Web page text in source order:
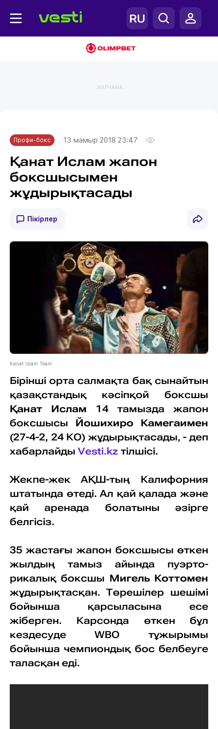
ЖАРНАМА
Профи-бокс 13 мамыр 2018 23:47
Қанат Ислам жапон
боксшысымен
жұдырықтасады
Пікірлер
Kanat Islam Team
Бірінші орта салмақта бақ сынайтын
қазақстандық кәсіпқой боксшы
Қанат Ислам 14 тамызда жапон
боксшысы Йошихиро Камегаимен
(27-4-2, 24 КО) жұдырықтасады, - деп
хабарлайды Vesti.kz тілшісі.
Жекпе-жек АҚШ-тың Калифорния
штатында өтеді. Ал қай қалада және
қай аренада болатыны әзірге
белгісіз.
35 жастағы жапон боксшысы өткен
жылдың тамыз айында пуэрто-
рикалық боксшы Мигель Коттомен
жұдырықтасқан. Төрешілер шешімі
бойынша қарсыласына есе
жіберген. Карсонда өткен бұл
кездесуде WBO тұжырымы
бойынша чемпиондық бос белбеуге
таласқан еді.